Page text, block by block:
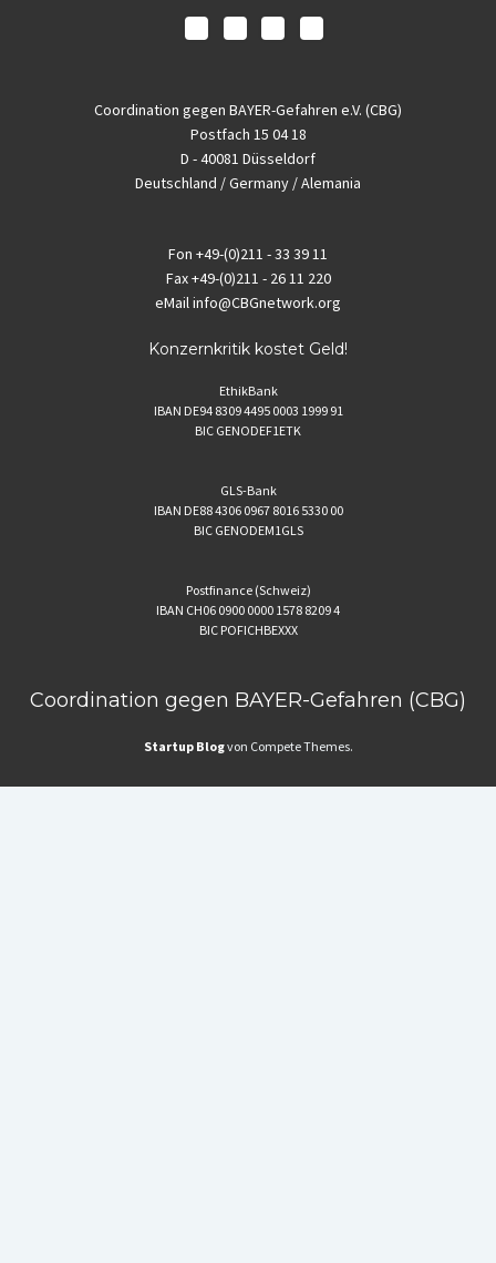
Coordination gegen BAYER-Gefahren e.V. (CBG)
Postfach 15 04 18
D - 40081 Düsseldorf
Deutschland / Germany / Alemania
Fon +49-(0)211 - 33 39 11
Fax+49-(0)211 - 26 11 220
eMailinfo@CBGnetwork.org
Konzernkritik kostet Geld!
EthikBank
IBAN DE94 8309 4495 0003 1999 91
BIC GENODEF1ETK
GLS-Bank
IBAN DE88 4306 0967 8016 5330 00
BIC GENODEM1GLS
Postfinance (Schweiz)
IBAN CH06 0900 0000 1578 8209 4
BIC POFICHBEXXX
Coordination gegen BAYER-Gefahren (CBG)
Startup Blogvon Compete Themes.